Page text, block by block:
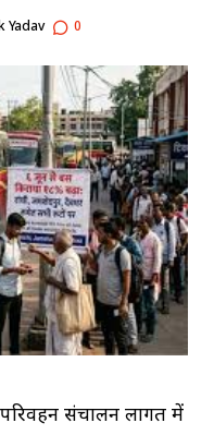
Yadav 0
संचालन लागत में